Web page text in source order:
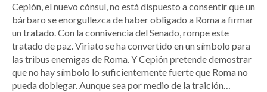
Cepión, el nuevo cónsul, no está dispuesto a consentir que un
bárbaro se enorgullezca de haber obligado a Roma a firmar
un tratado. Con la connivencia del Senado, rompe este
tratado de paz. Viriato se ha convertido en un símbolo para
las tribus enemigas de Roma. Y Cepión pretende demostrar
que no hay símbolo lo suficientemente fuerte que Roma no
pueda doblegar. Aunque sea por medio de la traición…